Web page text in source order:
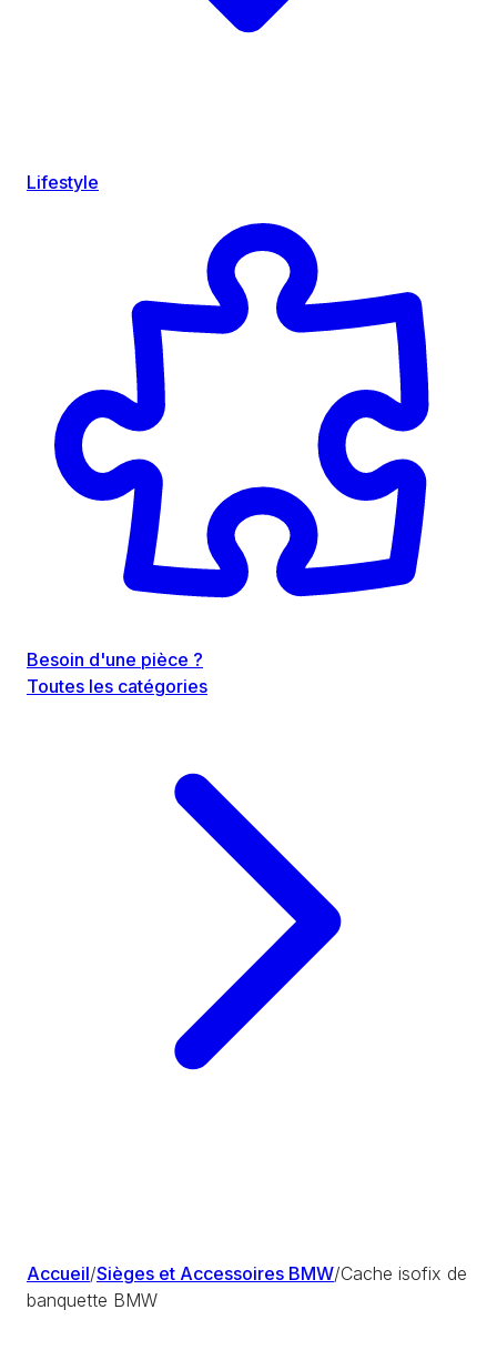
Lifestyle
Besoin d'une pièce ?
Toutes les catégories
Accueil/Sièges et Accessoires BMW/Cache isofix de
banquette BMW